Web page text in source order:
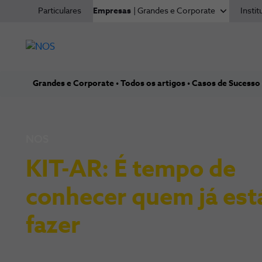
Particulares Empresas | Grandes e Corporate
Grandes e Corporate Todos os artigos Casos de Sucesso
KIT-AR: É tempo de
conhecer quem já
fazer